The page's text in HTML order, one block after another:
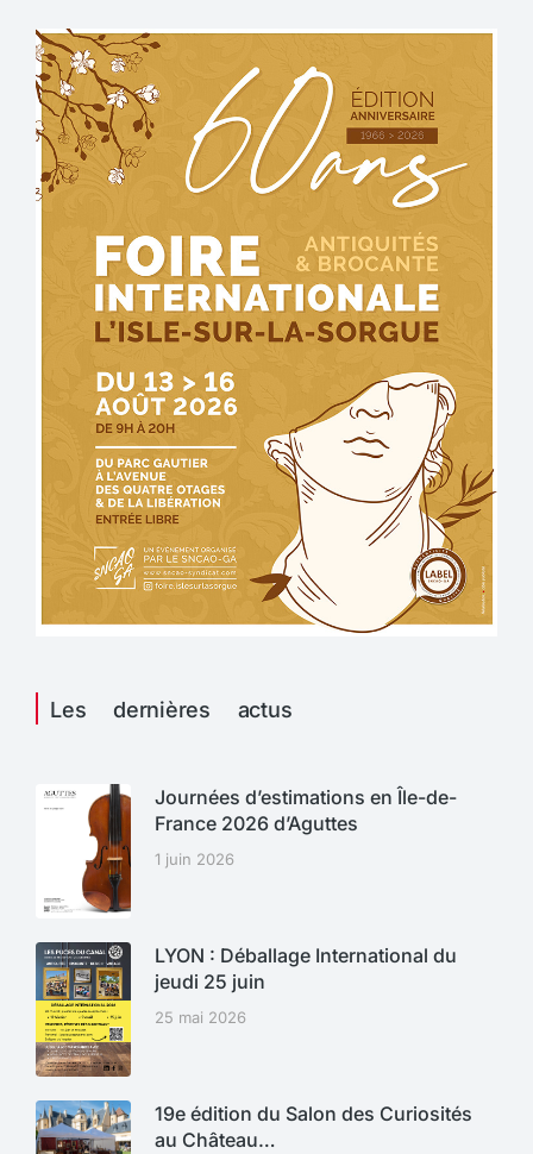
Les dernières actus
Journées d’estimations en Île-de-
France 2026 d’Aguttes
1 juin 2026
LYON : Déballage International du
jeudi 25 juin
25 mai 2026
19e édition du Salon des Curiosités
au Château…